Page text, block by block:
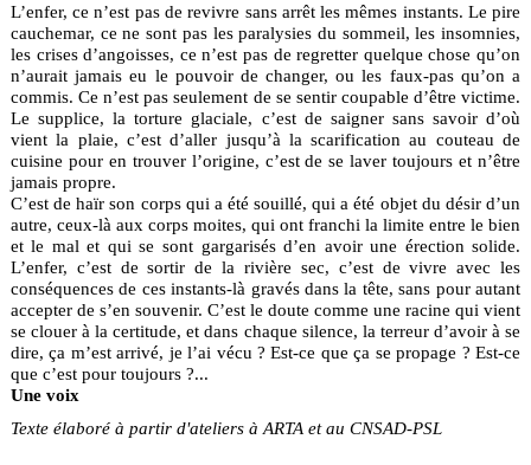
L’enfer, ce n’est pas de revivre sans arrêt les mêmes instants. Le pire
cauchemar, ce ne sont pas les paralysies du sommeil, les insomnies,
les crises d’angoisses, ce n’est pas de regretter quelque chose qu’on
n’aurait jamais eu le pouvoir de changer, ou les faux-pas qu’on a
commis. Ce n’est pas seulement de se sentir coupable d’être victime.
Le supplice, la torture glaciale, c’est de saigner sans savoir d’où
vient la plaie, c’est d’aller jusqu’à la scarification au couteau de
cuisine pour en trouver l’origine, c’est de se laver toujours et n’être
jamais propre.
C’est de haïr son corps qui a été souillé, qui a été objet du désir d’un
autre, ceux-là aux corps moites, qui ont franchi la limite entre le bien
et le mal et qui se sont gargarisés d’en avoir une érection solide.
L’enfer, c’est de sortir de la rivière sec, c’est de vivre avec les
conséquences de ces instants-là gravés dans la tête, sans pour autant
accepter de s’en souvenir. C’est le doute comme une racine qui vient
se clouer à la certitude, et dans chaque silence, la terreur d’avoir à se
dire, ça m’est arrivé, je l’ai vécu ? Est-ce que ça se propage ? Est-ce
que c’est pour toujours ?...
Une voix
Texte élaboré à partir d'ateliers à ARTA et au CNSAD-PSL